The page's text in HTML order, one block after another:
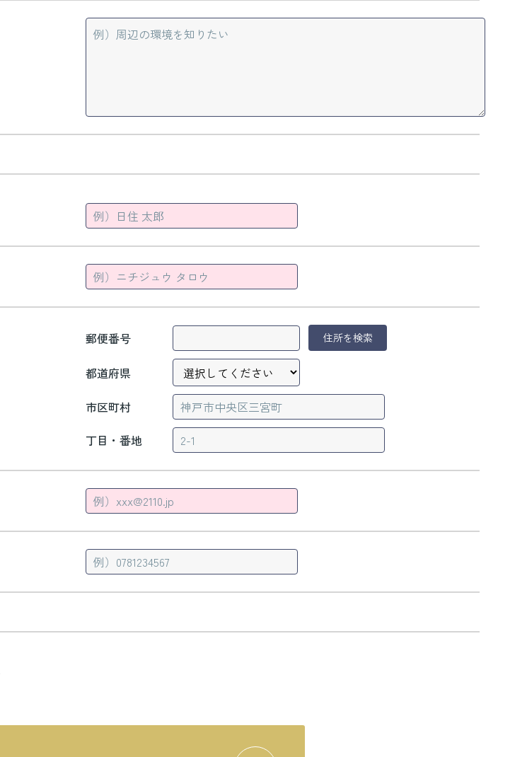
郵便番号 住所を検索
都道府県
市区町村
丁目・番地